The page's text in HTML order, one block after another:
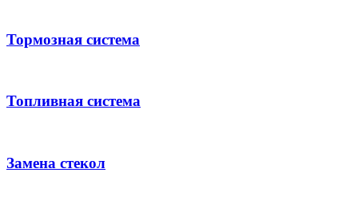
Тормозная система
Топливная система
Замена стекол